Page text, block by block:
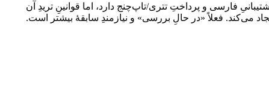
۲۰۲۵) راه‌اندازی شده و هنوز سابقهٔ پرداختِ اثبات‌شده‌ای ندارد. مدل‌ها متنوع و تقسیم سود تا ۹۵٪ است و پشتیبانیِ فارسی و پرداختِ تتری/تاپ‌چنج دارد، اما قوانینِ تریدِ آن